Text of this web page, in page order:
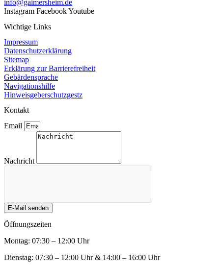
info@gaimersheim.de
Instagram FacebookYoutube
Wichtige Links
Impressum
Datenschutzerklärung
Sitemap
Erklärung zur Barrierefreiheit
Gebärdensprache
Navigationshilfe
Hinweisgeberschutzgestz
Kontakt
Email
Nachricht
E-Mail senden
Öffnungszeiten
Montag: 07:30 – 12:00 Uhr
Dienstag: 07:30 – 12:00 Uhr & 14:00 – 16:00 Uhr